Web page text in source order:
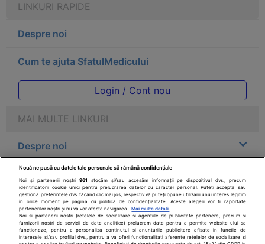
LINKURI RAPIDE
Despre noi
Cum te ajuta SfatulMedicului
Login / Cont nou
MAI MULTE LINKURI
Despre noi
Legal
Drepturile consumatorului
Parteneri
Nouă ne pasă ca datele tale personale să rămână confidențiale
Noi și partenerii noștri961
stocăm și/sau accesăm informații pe dispozitivul dvs., precum
identificatorii cookie unici pentru prelucrarea datelor cu caracter personal. Puteți accepta sau
gestiona preferințele dvs. făcând clic mai jos, respectiv vă puteți opune utilizării unui interes legitim
în orice moment pe pagina cu politica de confidențialitate. Aceste alegeri vor fi raportate
partenerilor noștri și nu vă vor afecta navigarea.
Mai multe detalii
Noi si partenerii nostri (retelele de socializare si agentiile de publicitate partenere, precum si
furnizorii nostri de servicii de date analitice) prelucram date pentru a permite website-ului sa
functioneze, pentru a personaliza continutul si anunturile publicitare afisate in functie de
interesele si/sau profilul dvs., pentru a va oferi functionalitati aferente retelelor de socializare si